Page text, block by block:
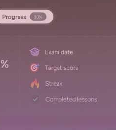
tutora za objašnjenje.